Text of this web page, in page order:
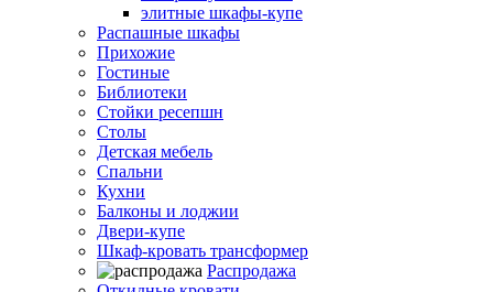
элитные шкафы-купе
Распашные шкафы
Прихожие
Гостиные
Библиотеки
Стойки ресепшн
Столы
Детская мебель
Спальни
Кухни
Балконы и лоджии
Двери-купе
Шкаф-кровать трансформер
Распродажа